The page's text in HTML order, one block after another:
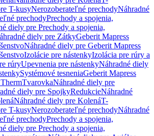
T-kusyNerozoberateľné prechodyNáhradné
prechodyPrechody a spojenia,
diely pre Prechody a spojenia,
diely pre ZátkyGeberit Mapress
Náhradné diely pre Geberit Mapress
Izolácie pre nástenkyIzolácia pre rúry a
rúryUpevnenia pre nástenkyNáhradné diely
Systémové tesneniaGeberit Mapress
TvarovkaNáhradné diely pre
diely pre SpojkyRedukcieNáhradné
Náhradné diely pre KolenáT-
T-kusyNerozoberateľné prechodyNáhradné
prechodyPrechody a spojenia,
diely pre Prechody a spojenia,